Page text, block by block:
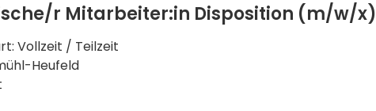
r Mitarbeiter:in Disposition (m/w/x)
Vollzeit / Teilzeit
Heufeld